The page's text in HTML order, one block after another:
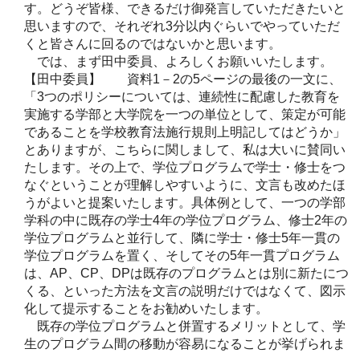
す。どうぞ皆様、できるだけ御発言していただきたいと
思いますので、それぞれ3分以内ぐらいでやっていただ
くと皆さんに回るのではないかと思います。
では、まず田中委員、よろしくお願いいたします。
【田中委員】 資料1－2の5ページの最後の一文に、
「3つのポリシーについては、連続性に配慮した教育を
実施する学部と大学院を一つの単位として、策定が可能
であることを学校教育法施行規則上明記してはどうか」
とありますが、こちらに関しまして、私は大いに賛同い
たします。その上で、学位プログラムで学士・修士をつ
なぐということが理解しやすいように、文言も改めたほ
うがよいと提案いたします。具体例として、一つの学部
学科の中に既存の学士4年の学位プログラム、修士2年の
学位プログラムと並行して、隣に学士・修士5年一貫の
学位プログラムを置く、そしてその5年一貫プログラム
は、AP、CP、DPは既存のプログラムとは別に新たにつ
くる、といった方法を文言の説明だけではなくて、図示
化して提示することをお勧めいたします。
既存の学位プログラムと併置するメリットとして、学
生のプログラム間の移動が容易になることが挙げられま